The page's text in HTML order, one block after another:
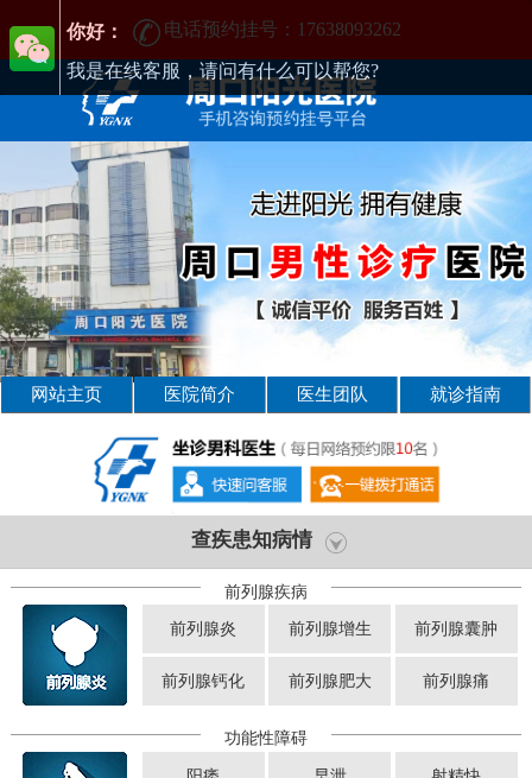
电话预约挂号：17638093262
周口男性疾病哪家医院好-周口2025年男科医院排名-周口男科医院
网站主页 医院简介 医生团队 就诊指南
查疾患知病情
前列腺疾病
前列腺炎 前列腺增生 前列腺囊肿
前列腺钙化 前列腺肥大 前列腺痛
功能性障碍
你好：
我是在线客服，请问有什么可以帮您?